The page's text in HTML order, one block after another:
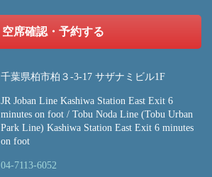
空席確認・予約する
千葉県柏市柏３-3-17 サザナミビル1F
JR Joban Line Kashiwa Station East Exit 6
minutes on foot / Tobu Noda Line (Tobu Urban
Park Line) Kashiwa Station East Exit 6 minutes
on foot
04-7113-6052